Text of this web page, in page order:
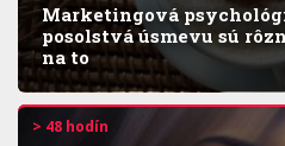
Marketingová
posolstvá úsmevu sú
na to
> 48 hodín